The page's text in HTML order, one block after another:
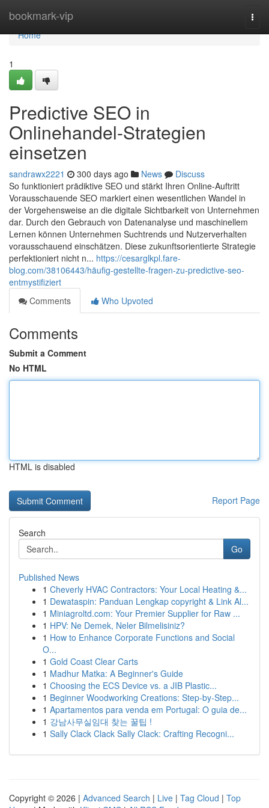
bookmark-vip
Home
Home
1
Predictive SEO in
Onlinehandel-Strategien
einsetzen
sandrawx2221 300 days ago News
Discuss
So funktioniert prädiktive SEO und stärkt Ihren Online-Auftritt
Vorausschauende SEO markiert einen wesentlichen Wandel in
der Vorgehensweise an die digitale Sichtbarkeit von Unternehmen
dar. Durch den Gebrauch von Datenanalyse und maschinellem
Lernen können Unternehmen Suchtrends und Nutzerverhalten
vorausschauend einschätzen. Diese zukunftsorientierte Strategie
perfektioniert nicht n... https://cesarglkpl.fare-
blog.com/38106443/häufig-gestellte-fragen-zu-predictive-seo-
entmystifiziert
Comments
Who Upvoted
Comments
Submit a Comment
No HTML
HTML is disabled
Report Page
Search
Go
Published News
1 Cheverly HVAC Contractors: Your Local Heating &...
1 Dewataspin: Panduan Lengkap copyright & Link Al...
1 Miniagroltd.com: Your Premier Supplier for Raw ...
1 HPV: Ne Demek, Neler Bilmelisiniz?
1 How to Enhance Corporate Functions and Social
O...
1 Gold Coast Clear Carts
1 Madhur Matka: A Beginner's Guide
1 Choosing the ECS Device vs. a JIB Plastic...
1 Beginner Woodworking Creations: Step-by-Step...
1 Apartamentos para venda em Portugal: O guia de...
1 강남사무실임대 찾는 꿀팁 !
1 Sally Clack Clack Sally Clack: Crafting Recogni...
Copyright © 2026 | Advanced Search | Live | Tag Cloud | Top